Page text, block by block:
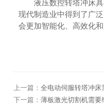
液压数控转塔冲床具
现代制造业中得到了广
会更加智能化、高效化和
上一篇： 全电动伺服转塔冲
下一篇： 薄板激光切割机需要